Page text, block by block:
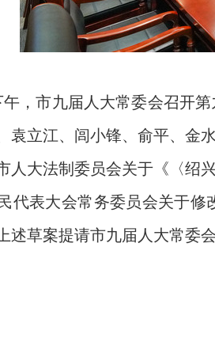
午，市九届人大常委会召开
袁立江、闾小锋、俞平、金
人大法制委员会关于《〈绍
代表大会常务委员会关于
述草案提请市九届人大常委